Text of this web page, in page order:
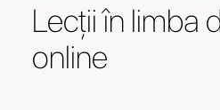
Lecții în limba
online